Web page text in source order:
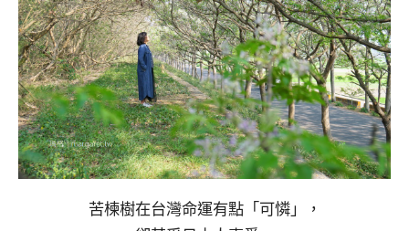
苦楝樹在台灣命運有點「可憐」，